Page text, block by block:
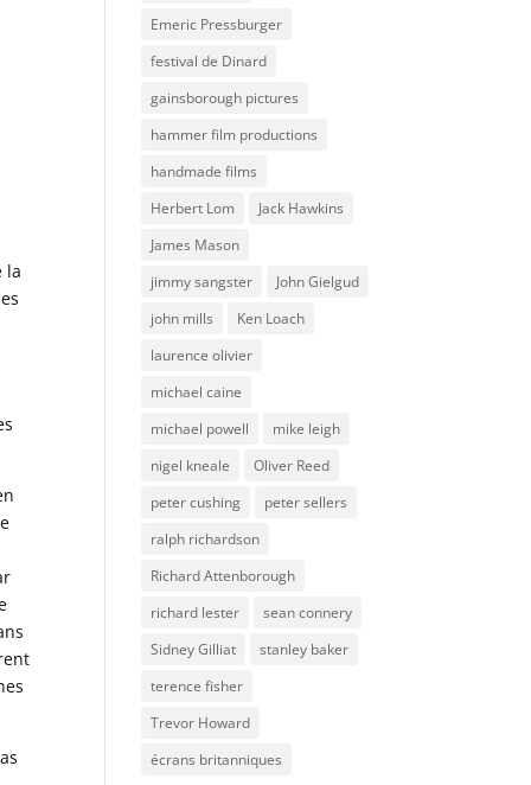
la
Emeric Pressburger
festival de Dinard
gainsborough pictures
hammer film productions
handmade films
Herbert Lom
Jack Hawkins
James Mason
jimmy sangster
John Gielgud
john mills
Ken Loach
laurence olivier
michael caine
michael powell
mike leigh
nigel kneale
Oliver Reed
peter cushing
peter sellers
ralph richardson
Richard Attenborough
richard lester
sean connery
Sidney Gilliat
stanley baker
terence fisher
Trevor Howard
écrans britanniques